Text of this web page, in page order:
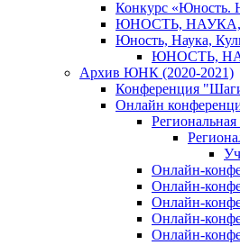
Конкурс «Юность.
ЮНОСТЬ, НАУКА,
Юность, Наука,
ЮНОСТЬ,
Архив ЮНК (2020-2021)
Конференция
Онлайн
Онлайн-
Онлайн-
Онлайн-
Онлайн-
Онлайн-